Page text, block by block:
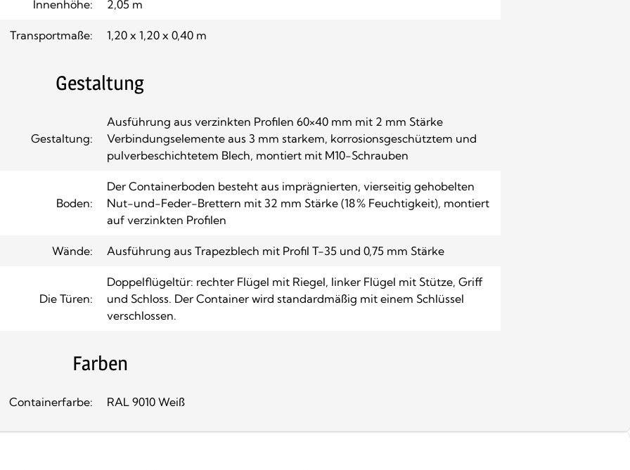
Innenhöhe: 2,05 m
Transportmaße: 1,20 x 1,20 x 0,40 m
Gestaltung
Gestaltung:
Ausführung aus verzinkten Profilen 60×40 mm mit 2 mm Stärke
Verbindungselemente aus 3 mm starkem, korrosionsgeschütztem und
pulverbeschichtetem Blech, montiert mit M10-Schrauben
Boden:
Der Containerboden besteht aus imprägnierten, vierseitig gehobelten
Nut-und-Feder-Brettern mit 32 mm Stärke (18 % Feuchtigkeit), montiert
auf verzinkten Profilen
Wände: Ausführung aus Trapezblech mit Profil T-35 und 0,75 mm Stärke
Die Türen:
Doppelflügeltür: rechter Flügel mit Riegel, linker Flügel mit Stütze, Griff
und Schloss. Der Container wird standardmäßig mit einem Schlüssel
verschlossen.
Farben
Containerfarbe: RAL 9010 Weiß